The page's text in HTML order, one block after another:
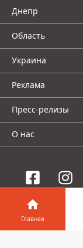
Днепр
Область
Украина
Реклама
Пресс-релизы
О нас
Главная